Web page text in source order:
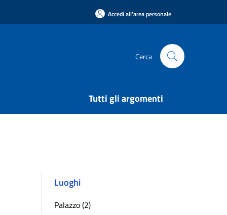
Accedi all'area personale
Cerca
Tutti gli argomenti
Luoghi
Palazzo (2)